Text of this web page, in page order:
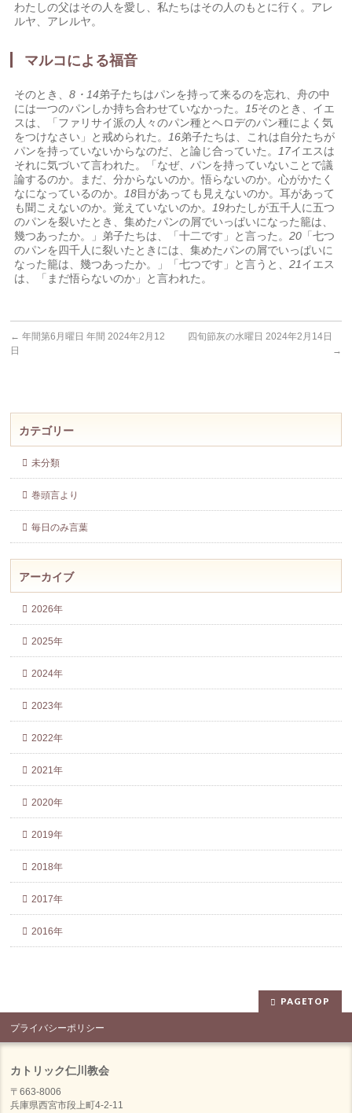
わたしの父はその人を愛し、私たちはその人のもとに行く。アレ
ルヤ、アレルヤ。
マルコによる福音
そのとき、8・14弟子たちはパンを持って来るのを忘れ、舟の中
には一つのパンしか持ち合わせていなかった。 15そのとき、イエ
スは、「ファリサイ派の人々のパン種とヘロデのパン種によく気
をつけなさい」と戒められた。 16弟子たちは、これは自分たちが
パンを持っていないからなのだ、と論じ合っていた。 17イエスは
それに気づいて言われた。「なぜ、パンを持っていないことで議
論するのか。まだ、分からないのか。悟らないのか。心がかたく
なになっているのか。 18目があっても見えないのか。耳があって
も聞こえないのか。覚えていないのか。 19わたしが五千人に五つ
のパンを裂いたとき、集めたパンの屑でいっぱいになった籠は、
幾つあったか。」弟子たちは、「十二です」と言った。20 「七つ
のパンを四千人に裂いたときには、集めたパンの屑でいっぱいに
なった籠は、幾つあったか。」「七つです」と言うと、21イエス
は、「まだ悟らないのか」と言われた。
← 年間第6月曜日 年間 2024年2月12
日
四旬節灰の水曜日 2024年2月14日
→
カテゴリー
未分類
巻頭言より
毎日のみ言葉
アーカイブ
2026年
2025年
2024年
2023年
2022年
2021年
2020年
2019年
2018年
2017年
2016年
PAGETOP
プライバシーポリシー
カトリック仁川教会
〒663-8006
兵庫県西宮市段上町4-2-11